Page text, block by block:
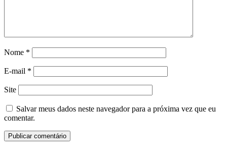
Nome *
E-mail *
Site
Salvar meus dados neste navegador para a próxima vez que eu
comentar.